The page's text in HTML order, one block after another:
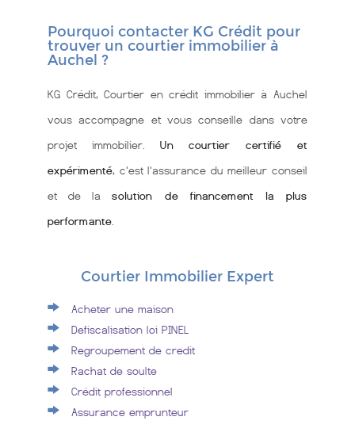
Pourquoi contacter KG Crédit pour
trouver un courtier immobilier à
Auchel ?
KG Crédit, Courtier en crédit immobilier à Auchel
vous accompagne et vous conseille dans votre
projet immobilier. Un courtier certifié et
expérimenté, c'est l'assurance du meilleur conseil
et de lasolution de financement la plus
performante
Courtier Immobilier Expert
Acheter une maison
Defiscalisation loi PINEL
Regroupement de credit
Rachat de soulte
Crédit professionnel
Assurance emprunteur